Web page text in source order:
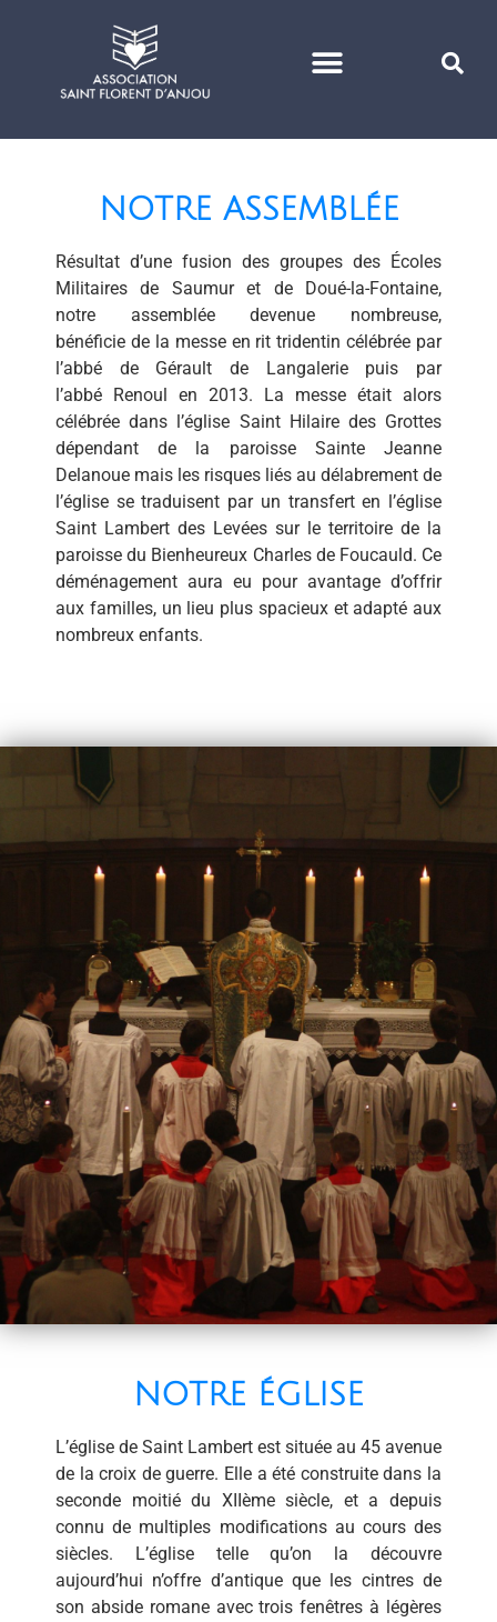
NOTRE ASSEMBLÉE
Résultat d’une fusion des groupes des Écoles
Militaires de Saumur et de Doué-la-Fontaine,
notre assemblée devenue nombreuse,
bénéficie de la messe en rit tridentin célébrée par
l’abbé de Gérault de Langalerie puis par
l’abbé Renoul en 2013. La messe était alors
célébrée dans l’église Saint Hilaire des Grottes
dépendant de la paroisse Sainte Jeanne
Delanoue mais les risques liés au délabrement de
l’église se traduisent par un transfert en l’église
Saint Lambert des Levées sur le territoire de la
paroisse du Bienheureux Charles de Foucauld. Ce
déménagement aura eu pour avantage d’offrir
aux familles, un lieu plus spacieux et adapté aux
nombreux enfants.
NOTRE ÉGLISE
L’église de Saint Lambert est située au 45 avenue
de la croix de guerre. Elle a été construite dans la
seconde moitié du XIIème siècle, et a depuis
connu de multiples modifications au cours des
siècles. L’église telle qu’on la découvre
aujourd’hui n’offre d’antique que les cintres de
son abside romane avec trois fenêtres à légères